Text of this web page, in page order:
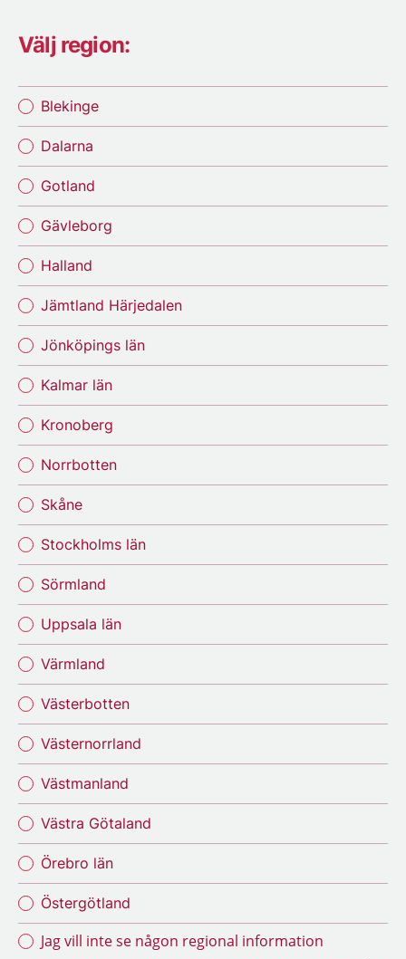
Välj region:
Blekinge
Dalarna
Gotland
Gävleborg
Halland
Jämtland Härjedalen
Jönköpings län
Kalmar län
Kronoberg
Norrbotten
Skåne
Stockholms län
Sörmland
Uppsala län
Värmland
Västerbotten
Västernorrland
Västmanland
Västra Götaland
Örebro län
Östergötland
Jag vill inte se någon regional information